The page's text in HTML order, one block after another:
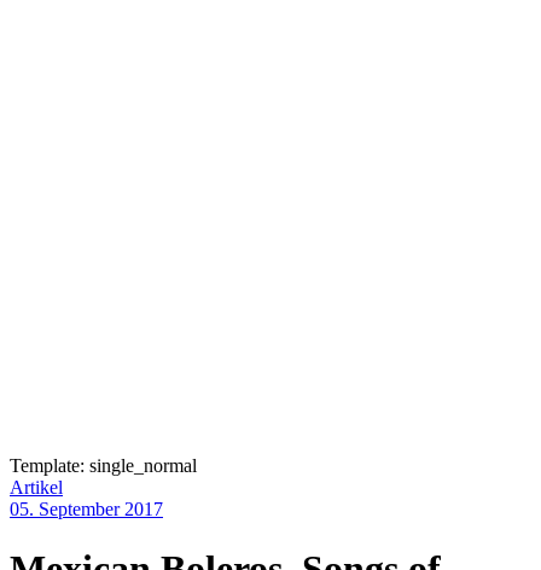
Template: single_normal
Artikel
05. September 2017